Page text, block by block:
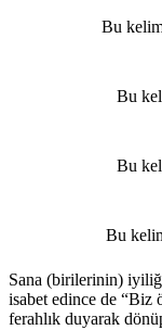
Bu
Bu
Bu
Bu
Sana (birilerinin)
isabet edince de “Biz
ferahlık duyarak